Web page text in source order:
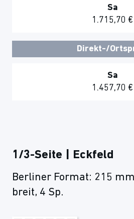
Sa
1.715,70 €
Direkt-/
Sa
1.457,70 €
1/3-Seite | Eckfeld
Berliner Format: 215
breit, 4 Sp.